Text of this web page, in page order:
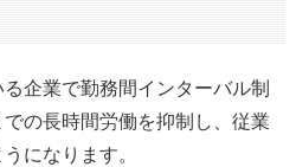
企業で勤務間インターバル制
の長時間労働を抑制し、従業
になります。